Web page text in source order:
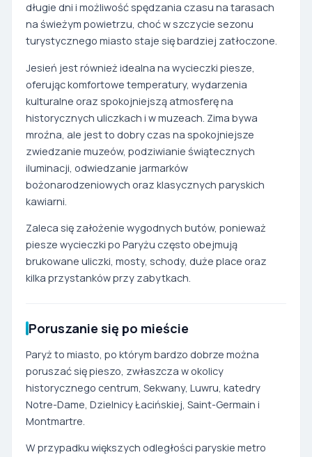
długie dni i możliwość spędzania czasu na tarasach
na świeżym powietrzu, choć w szczycie sezonu
turystycznego miasto staje się bardziej zatłoczone.
Jesień jest również idealna na wycieczki piesze,
oferując komfortowe temperatury, wydarzenia
kulturalne oraz spokojniejszą atmosferę na
historycznych uliczkach i w muzeach. Zima bywa
mroźna, ale jest to dobry czas na spokojniejsze
zwiedzanie muzeów, podziwianie świątecznych
iluminacji, odwiedzanie jarmarków
bożonarodzeniowych oraz klasycznych paryskich
kawiarni.
Zaleca się założenie wygodnych butów, ponieważ
piesze wycieczki po Paryżu często obejmują
brukowane uliczki, mosty, schody, duże place oraz
kilka przystanków przy zabytkach.
Poruszanie się po mieście
Paryż to miasto, po którym bardzo dobrze można
poruszać się pieszo, zwłaszcza w okolicy
historycznego centrum, Sekwany, Luwru, katedry
Notre-Dame, Dzielnicy Łacińskiej, Saint-Germain i
Montmartre.
W przypadku większych odległości paryskie metro